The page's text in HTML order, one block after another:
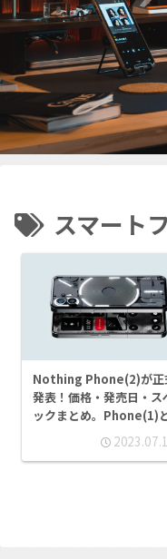
スマート
Nothing Phone(2)が正
発表！価格・発売日・ス
ックまとめ。Phone(1)
うところは？